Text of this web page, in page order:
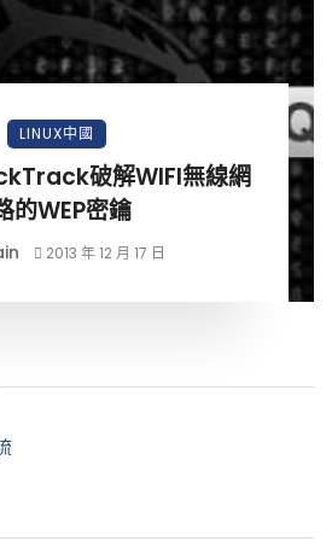
LINUX中國
破解WIFI無線網
的WEP密鑰
2013 年 12 月 17 日